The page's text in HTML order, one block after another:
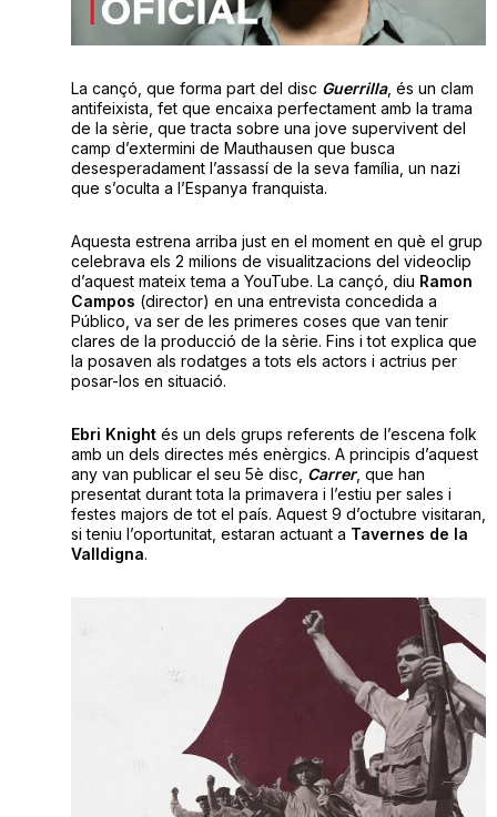
La cançó, que forma part del disc Guerrilla, és un clam
antifeixista, fet que encaixa perfectament amb la trama
de la sèrie, que tracta sobre una jove supervivent del
camp d’extermini de Mauthausen que busca
desesperadament l’assassí de la seva família, un nazi
que s’oculta a l’Espanya franquista.
Aquesta estrena arriba just en el moment en què el grup
celebrava els 2 milions de visualitzacions del videoclip
d’aquest mateix tema a YouTube. La cançó, diu Ramon
Campos (director) en una entrevista concedida a
Público, va ser de les primeres coses que van tenir
clares de la producció de la sèrie. Fins i tot explica que
la posaven als rodatges a tots els actors i actrius per
posar-los en situació.
Ebri Knightés un dels grups referents de l’escena folk
amb un dels directes més enèrgics. A principis d’aquest
any van publicar el seu 5è disc, Carrer, que han
presentat durant tota la primavera i l’estiu per sales i
festes majors de tot el país. Aquest 9 d’octubre visitaran,
si teniu l’oportunitat, estaran actuant a Tavernes de la
Valldigna.